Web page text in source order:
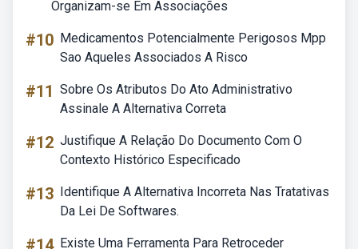
Organizam-se Em Associações
#10 Medicamentos Potencialmente Perigosos Mpp
Sao Aqueles Associados A Risco
#11 Sobre Os Atributos Do Ato Administrativo
Assinale A Alternativa Correta
#12 Justifique A Relação Do Documento Com O
Contexto Histórico Especificado
#13 Identifique A Alternativa Incorreta Nas Tratativas
Da Lei De Softwares.
#14 Existe Uma Ferramenta Para Retroceder